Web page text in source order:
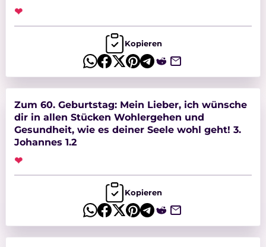
❤
Kopieren
Zum 60. Geburtstag: Mein Lieber, ich wünsche
dir in allen Stücken Wohlergehen und
Gesundheit, wie es deiner Seele wohl geht! 3.
Johannes 1.2
❤
Kopieren